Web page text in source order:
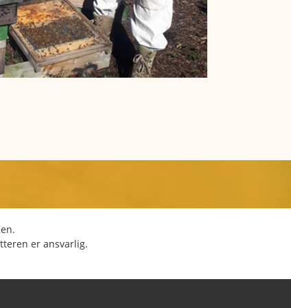
er ansvarlig.